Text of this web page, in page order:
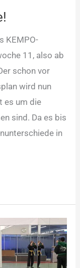
KEMPO-
11, also ab
schon vor
wird nun
es um die
sind. Da es bis
in